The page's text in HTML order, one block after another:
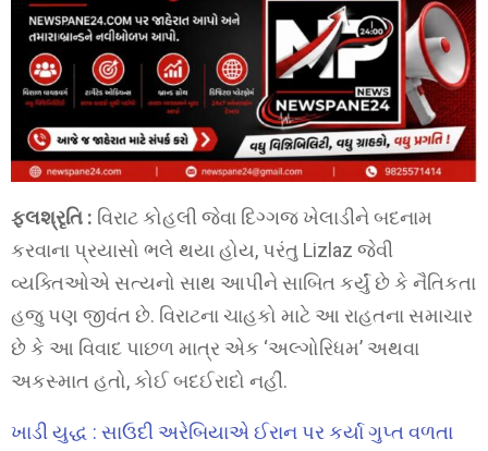
ફલશ્રૃતિ : વિરાટ કોહલી જેવા દિગ્ગજ ખેલાડીને બદનામ
કરવાના પ્રયાસો ભલે થયા હોય, પરંતુ Lizlaz જેવી
વ્યક્તિઓએ સત્યનો સાથ આપીને સાબિત કર્યું છે કે નૈતિકતા
હજુ પણ જીવંત છે. વિરાટના ચાહકો માટે આ રાહતના સમાચાર
છે કે આ વિવાદ પાછળ માત્ર એક ‘અલ્ગોરિધમ’ અથવા
અકસ્માત હતો, કોઈ બદઈરાદો નહીં.
ખાડી યુદ્ધ : સાઉદી અરેબિયાએ ઈરાન પર કર્યા ગુપ્ત વળતા